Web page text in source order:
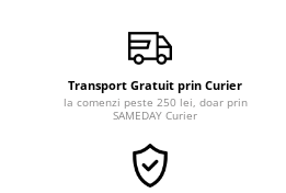
Transport Gratuit prin Curier
la comenzi peste 250 lei, doar prin
SAMEDAY Curier